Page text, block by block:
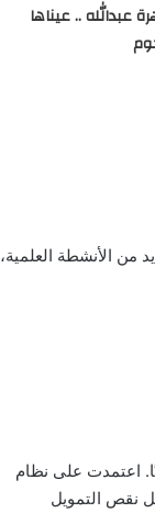
عبدالله .. عيناها
من الأنشطة العلمية،
اعتمدت على نظام
نقص التمويل